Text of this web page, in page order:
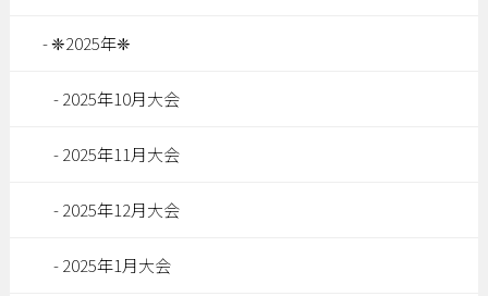
❈2025年❈
2025年10月大会
2025年11月大会
2025年12月大会
2025年1月大会